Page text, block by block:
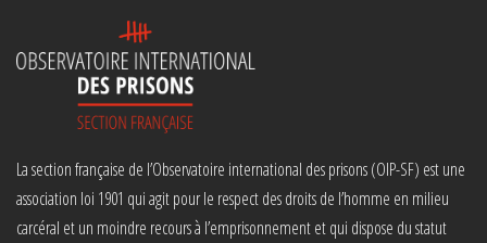
La section française de l’Observatoire international des prisons (OIP-SF) est une
association loi 1901 qui agit pour le respect des droits de l’homme en milieu
carcéral et un moindre recours à l’emprisonnement et qui dispose du statut